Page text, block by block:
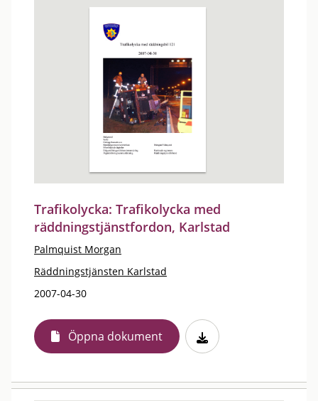
Trafikolycka: Trafikolycka med
räddningstjänstfordon, Karlstad
Palmquist Morgan
Räddningstjänsten Karlstad
2007-04-30
Öppna dokument